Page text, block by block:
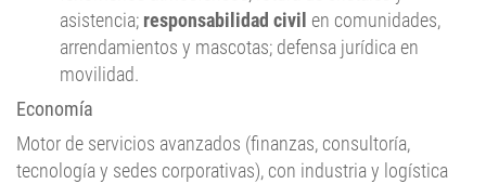
asistencia; responsabilidad civil en comunidades,
arrendamientos y mascotas; defensa jurídica en
movilidad.
Economía
Motor de servicios avanzados (finanzas, consultoría,
tecnología y sedes corporativas), con industria y logística